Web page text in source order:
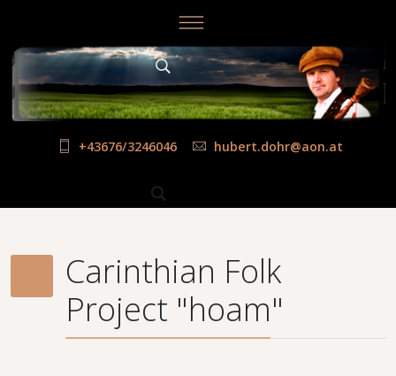
+43676/3246046 hubert.dohr@aon.at
Carinthian Folk
Project "hoam"